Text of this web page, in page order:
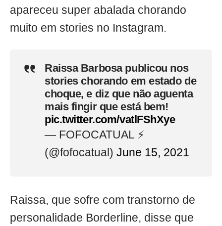
apareceu super abalada chorando
muito em stories no Instagram.
Raissa Barbosa publicou nos
stories chorando em estado de
choque, e diz que não aguenta
mais fingir que está bem!
pic.twitter.com/vatlFShXye
— FOFOCATUAL ⚡
(@fofocatual) June 15, 2021
Raissa, que sofre com transtorno de
personalidade Borderline, disse que